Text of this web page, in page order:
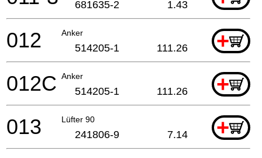
681635-2 1.43
Anker +
012 514205-1 111.26
Anker +
012C 514205-1 111.26
Lüfter 90 +
013 241806-9 7.14